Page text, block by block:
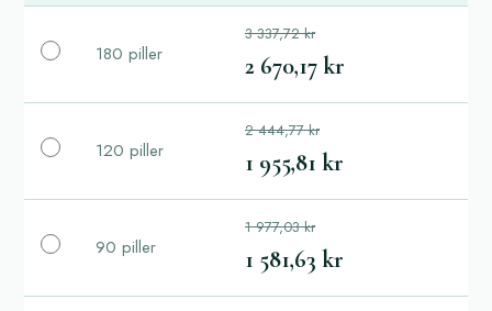
180 piller
3 337,72 kr
2 670,17 kr
120 piller
2 444,77 kr
1 955,81 kr
90 piller
1 977,03 kr
1 581,63 kr